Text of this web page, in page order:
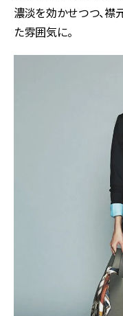
濃淡を効かせつつ、
た雰囲気に。